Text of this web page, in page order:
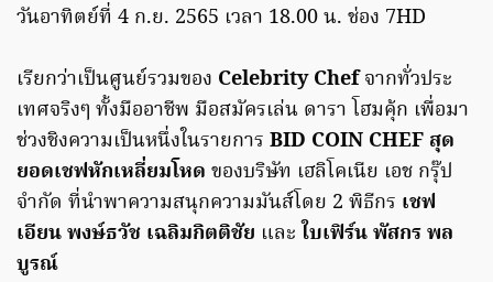
วันอาทิตย์ที่ 4 ก.ย. 2565 เวลา 18.00 น. ช่อง 7HD
เรียกว่าเป็นศูนย์รวมของ Celebrity Chefจากทั่วประ
เทศจริงๆ ทั้งมืออาชีพ มือสมัครเล่น ดารา โฮมคุ้ก เพื่อมา
ช่วงชิงความเป็นหนึ่งในรายการ BID COIN CHEF สุด
ยอดเชฟหักเหลี่ยมโหด ของบริษัท เฮลิโคเนีย เอช กรุ๊ป
จำกัด ที่นำพาความสนุกความมันส์โดย 2 พิธีกร เชฟ
เอียน พงษ์ธวัช เฉลิมกิตติชัย และ ใบเฟิร์น พัสกร พล
บูรณ์